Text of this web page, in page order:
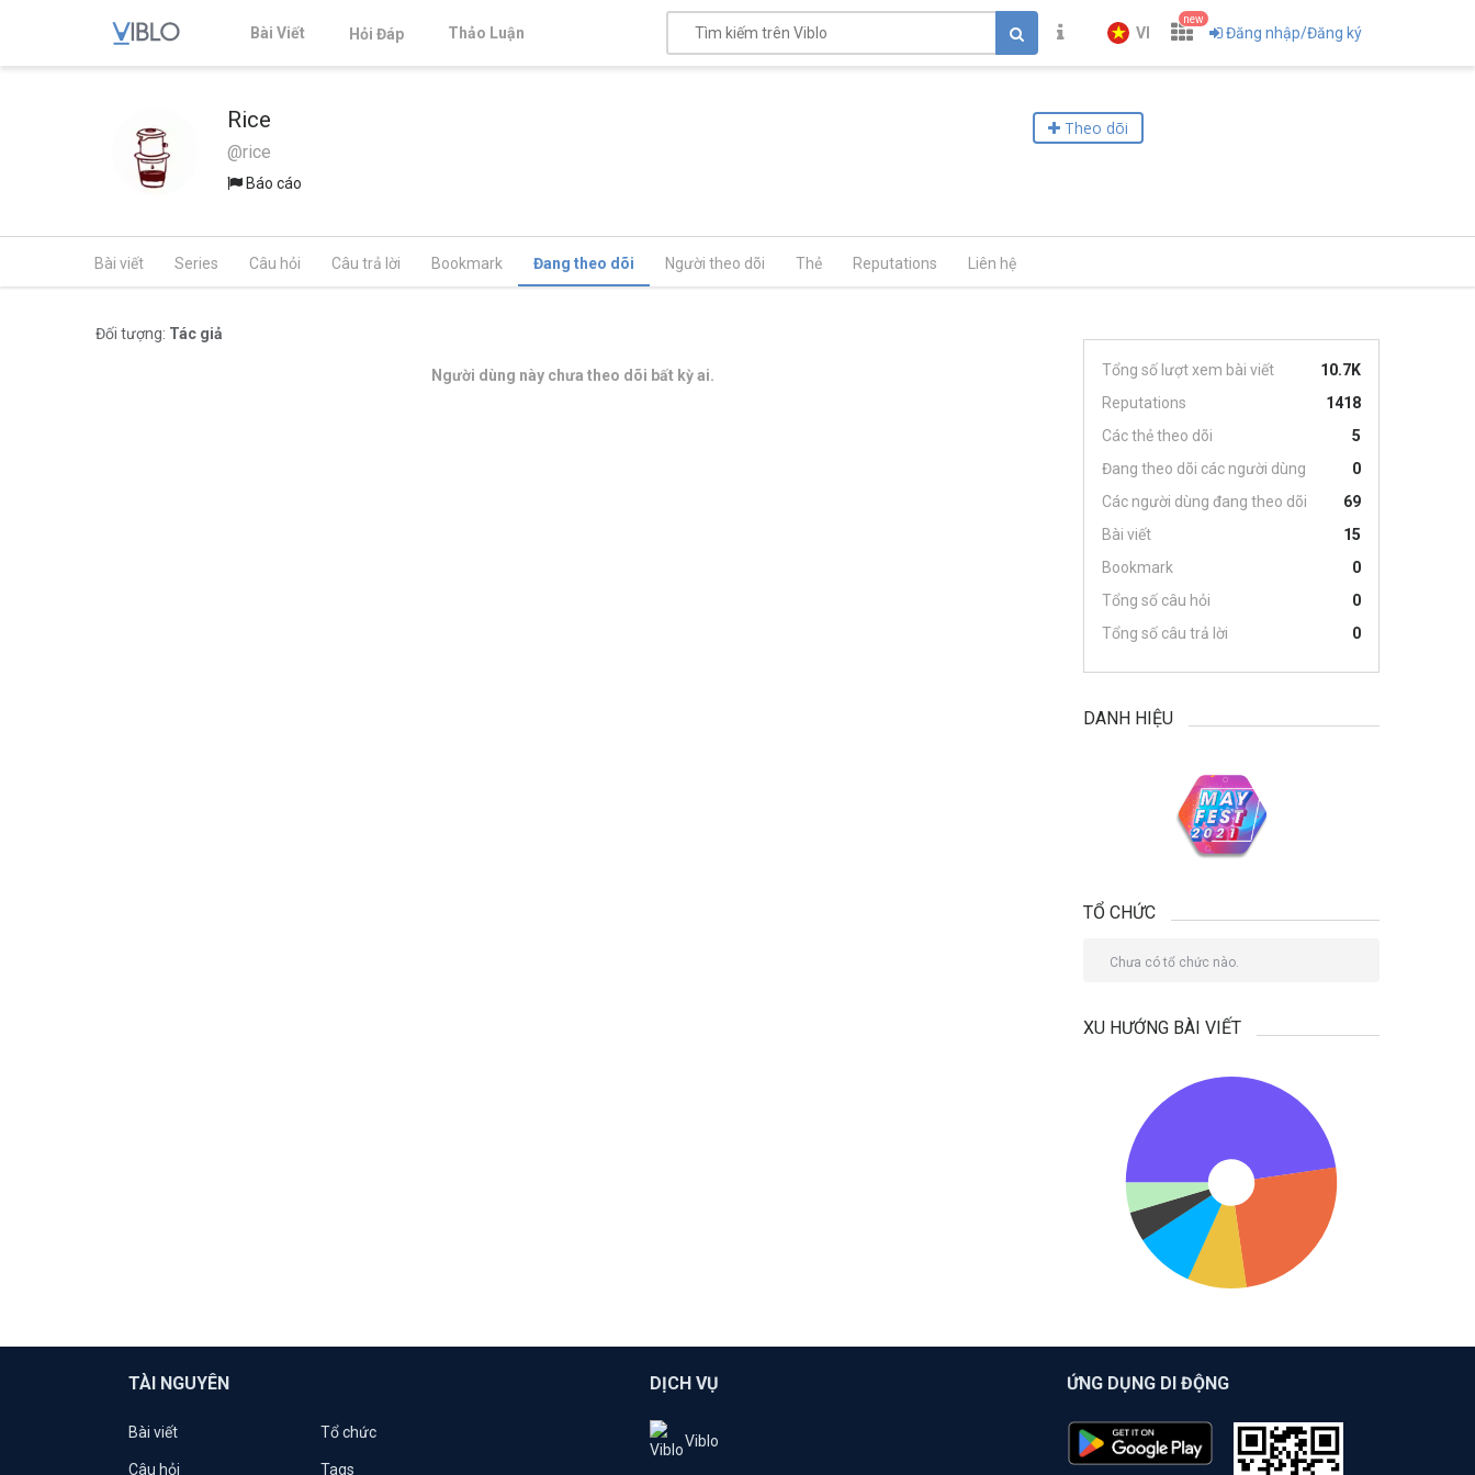
Bài Viết Hỏi Đáp Thảo Luận VI
new
Đăng nhập/Đăng ký
Rice
@rice
Báo cáo
Theo dõi
Bài viết Series Câu hỏi Câu trả lời Bookmark Đang theo dõi Người theo dõi Thẻ Reputations Liên hệ
Đối tượng: Tác giả
Người dùng này chưa theo dõi bất kỳ ai. Tổng số lượt xem bài viết
10.7K
Reputations
1418
Các thẻ theo dõi
5
Đang theo dõi các người dùng
0
Các người dùng đang theo dõi
69
Bài viết
15
Bookmark
0
Tổng số câu hỏi
0
Tổng số câu trả lời
0
DANH HIỆU
TỔ CHỨC
Chưa có tổ chức nào.
XU HƯỚNG BÀI VIẾT
TÀI NGUYÊN
Bài viết Tổ chức
Câu hỏi Tags
DỊCH VỤ
Viblo
ỨNG DỤNG DI ĐỘNG